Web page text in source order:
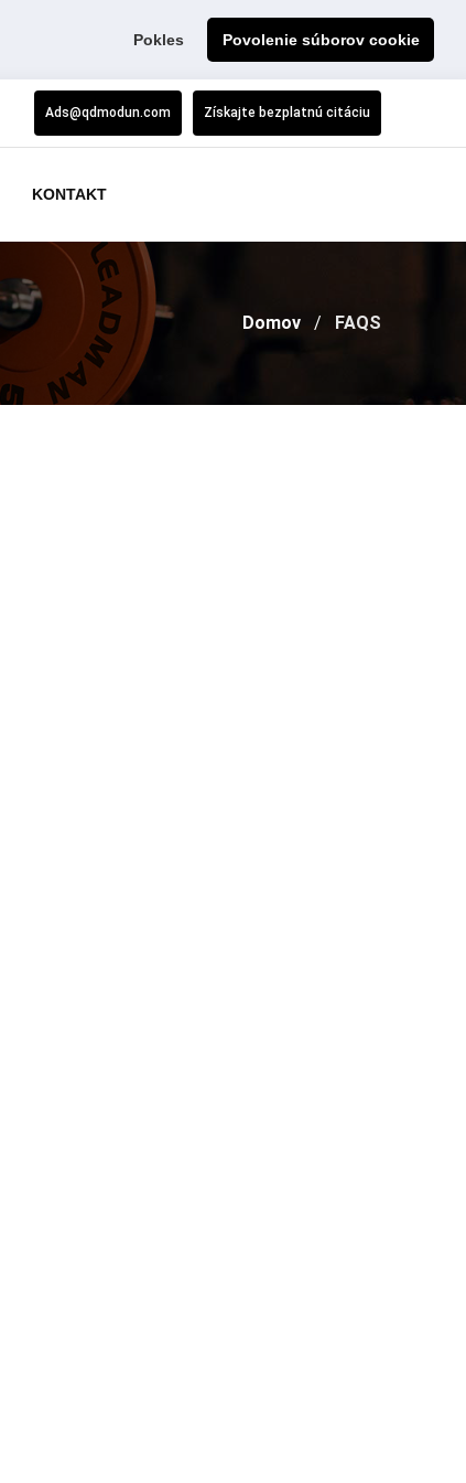
Pokles Povolenie súborov cookie
Ads@qdmodun.com Získajte bezplatnú citáciu
KONTAKT
Domov FAQS